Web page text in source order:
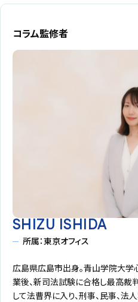
コラム監修者
SHIZU ISHIDA
所属：東京オフィス
広島県広島市出身。青山学院大
業後、新司法試験に合格し最高裁
して法曹界に入り、刑事、民事、